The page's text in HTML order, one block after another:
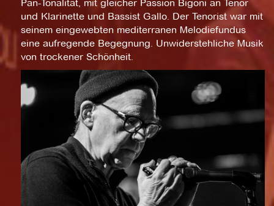
Pan-Tonalität, mit gleicher Passion Bigoni an Tenor
und Klarinette und Bassist Gallo. Der Tenorist war mit
seinem eingewebten mediterranen Melodiefundus
eine aufregende Begegnung. Unwiderstehliche Musik
von trockener Schönheit.